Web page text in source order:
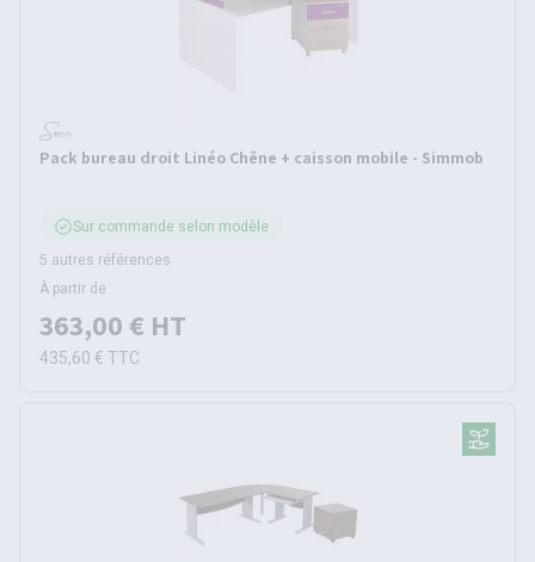
Pack bureau droit Linéo Chêne + caisson mobile - Simmob
Sur commande selon modèle
5 autres références
À partir de
363,00 € HT
435,60 € TTC